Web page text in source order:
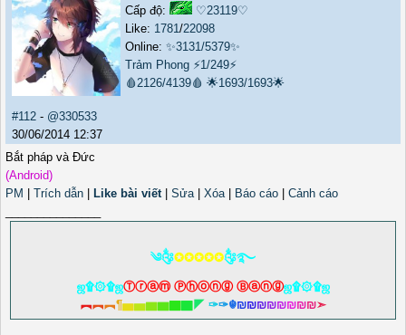
Cấp độ:
♡23119♡
Like: 1781/22098
Online: ✨3131/5379✨
Trảm Phong ⚡1/249⚡
🩸2126/4139🩸 🌟1693/1693🌟
#112 - @330533
30/06/2014 12:37
Bắt pháp và Đức
(Android)
PM
Trích dẫn Like bài viết| Sửa| Xóa| Báo cáo
Cảnh cáo
༄༂✪✪✪✪✪༂࿐
ஜ۩۞۩ஜⓉⓡⓐⓜ Ⓟⓗⓞⓝⓖ Ⓑⓐⓝⓖஜ۩۞۩ஜ
︻︻︻¶▅▅▆▆▇▇◤ ✑✑☬₪₪₪₪₪₪₪₪➣